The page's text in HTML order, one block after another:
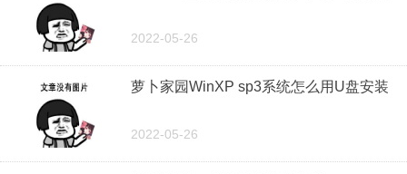
2022-05-26
萝卜家园WinXP sp3系统怎么用U盘安装
2022-05-26